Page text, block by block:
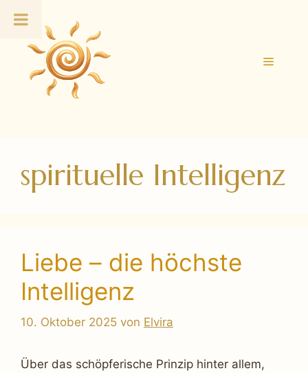
Inhalt
springen
Menü
spirituelle Intelligenz
Liebe – die höchste
Intelligenz
10. Oktober 2025 von Elvira
Über das schöpferische Prinzip hinter allem,